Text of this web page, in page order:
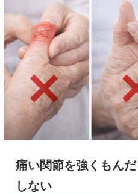
痛い関節を強くもん
しない